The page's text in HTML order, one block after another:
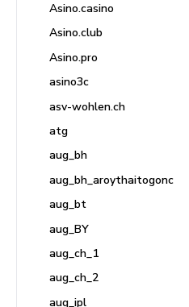
Asino.casino
Asino.club
Asino.pro
asino3c
asv-wohlen.ch
atg
aug_bh
aug_bh_aroythaitogonc
aug_bt
aug_BY
aug_ch_1
aug_ch_2
aug_ipl